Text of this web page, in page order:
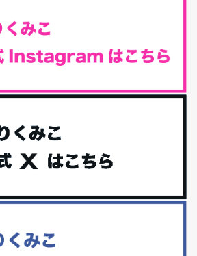
、健康維持の中でいっちばん大事！だと私
免...
！みんな何買う？
水をシリカシリカにしているんだけど確か
に購入している「楽天ふるさと納税」の返
す。今までいろ...
るために今できる５つのこと。
の整え方。 私も気づけばアラフィフ、これ
だ...
代人に足りないのは海藻！
らす。&n...